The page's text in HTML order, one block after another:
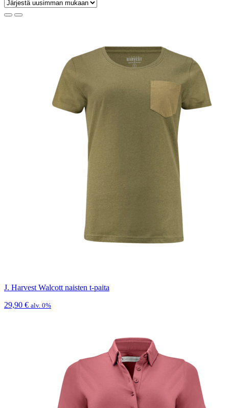
J. Harvest Walcott naisten t-paita
29,90 € alv. 0%